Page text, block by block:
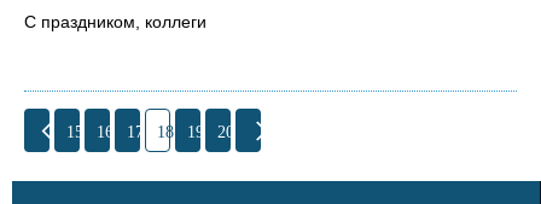
С праздником, коллеги
15 16 17 18 19 20